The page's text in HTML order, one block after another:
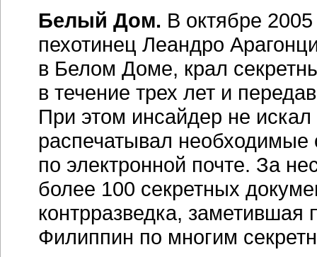
Белый Дом. В октябре
пехотинец Леандро
в Белом Доме, крал
в течение трех лет и
При этом инсайдер не
распечатывал необходимые
по электронной почте. За
более 100 секретных
контрразведка,
Филиппин по многим